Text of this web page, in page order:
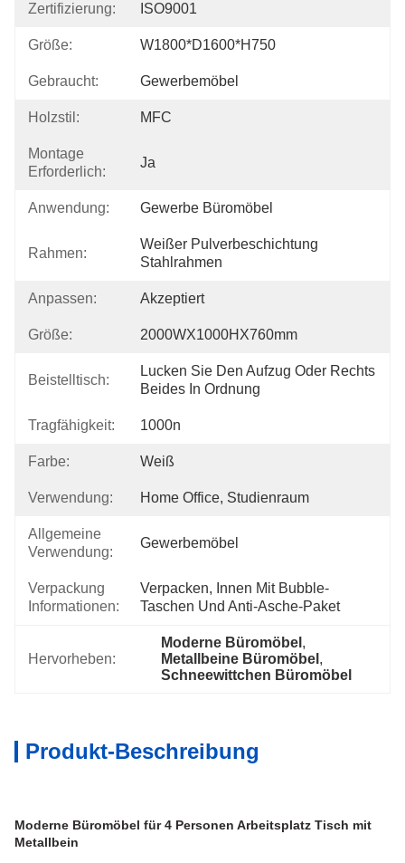
Zertifizierung: ISO9001
Größe: W1800*D1600*H750
Gebraucht: Gewerbemöbel
Holzstil: MFC
Montage
Erforderlich:
Ja
Anwendung: Gewerbe Büromöbel
Rahmen:
Weißer Pulverbeschichtung
Stahlrahmen
Anpassen: Akzeptiert
Größe: 2000WX1000HX760mm
Beistelltisch:
Lucken Sie Den Aufzug Oder Rechts
Beides In Ordnung
Tragfähigkeit: 1000n
Farbe: Weiß
Verwendung: Home Office, Studienraum
Allgemeine
Verwendung:
Gewerbemöbel
Verpackung
Informationen:
Verpacken, Innen Mit Bubble-
Taschen Und Anti-Asche-Paket
Hervorheben:
Moderne Büromöbel ,
Metallbeine Büromöbel ,
Schneewittchen Büromöbel
Produkt-Beschreibung
Moderne Büromöbel für 4 Personen Arbeitsplatz Tisch mit
Metallbein